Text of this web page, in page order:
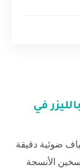
في
ضوئية دقيقة
الأنسجة